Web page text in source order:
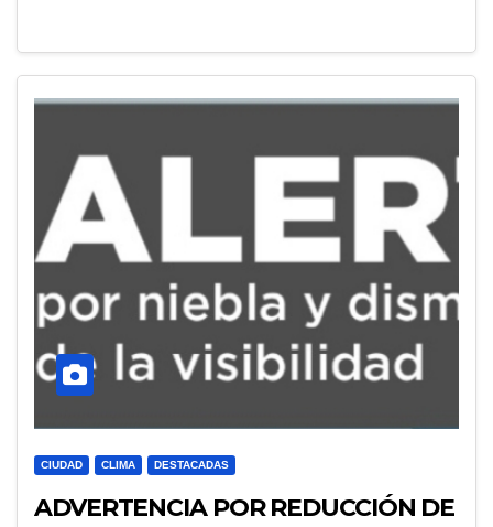
CIUDAD CLIMA DESTACADAS
ADVERTENCIA POR REDUCCIÓN DE